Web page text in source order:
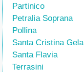
Partinico
Petralia Soprana
Pollina
Santa Cristina Gela
Santa Flavia
Terrasini